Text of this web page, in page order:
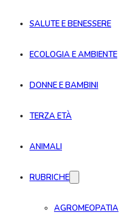
SALUTE E BENESSERE
ECOLOGIA E AMBIENTE
DONNE E BAMBINI
TERZA ETÀ
ANIMALI
RUBRICHE
AGROMEOPATIA